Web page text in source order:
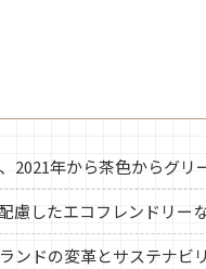
2021年から茶色からグリ
慮したエコフレンドリー
ンドの変革とサステナビ